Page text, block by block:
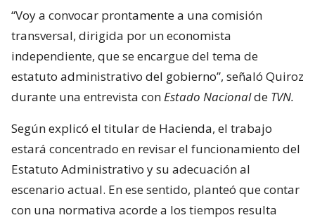
“Voy a convocar prontamente a una comisión
transversal, dirigida por un economista
independiente, que se encargue del tema de
estatuto administrativo del gobierno”, señaló Quiroz
durante una entrevista con Estado Nacionalde TVN.
Según explicó el titular de Hacienda, el trabajo
estará concentrado en revisar el funcionamiento del
Estatuto Administrativo y su adecuación al
escenario actual. En ese sentido, planteó que contar
con una normativa acorde a los tiempos resulta